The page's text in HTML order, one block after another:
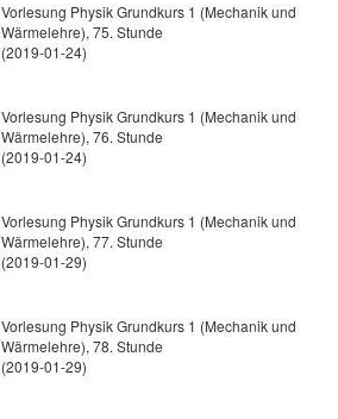
Vorlesung Physik Grundkurs 1 (Mechanik und
Wärmelehre), 75. Stunde
(2019-01-24)
Vorlesung Physik Grundkurs 1 (Mechanik und
Wärmelehre), 76. Stunde
(2019-01-24)
Vorlesung Physik Grundkurs 1 (Mechanik und
Wärmelehre), 77. Stunde
(2019-01-29)
Vorlesung Physik Grundkurs 1 (Mechanik und
Wärmelehre), 78. Stunde
(2019-01-29)